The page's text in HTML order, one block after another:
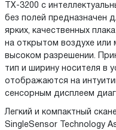
TX-3200 с
без полей предназначен
ярких, качественных
на открытом воздухе
высоком разрешении.
тип и ширину носителя в
отображаются на
сенсорным дисплеем
Легкий и компактный
SingleSensor Technology